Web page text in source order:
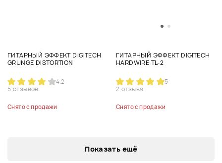
ГИТАРНЫЙ ЭФФЕКТ DIGITECH
GRUNGE DISTORTION
4.2
5 отзывов
Снято с продажи
ГИТАРНЫЙ ЭФФЕКТ DIGITECH
HARDWIRE TL-2
5
2 отзыва
Снято с продажи
Показать ещё